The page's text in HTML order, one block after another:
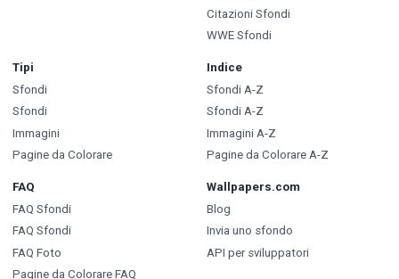
Citazioni Sfondi
WWE Sfondi
Tipi
Sfondi
Sfondi
Immagini
Pagine da Colorare
Indice
Sfondi A-Z
Sfondi A-Z
Immagini A-Z
Pagine da Colorare A-Z
FAQ
FAQ Sfondi
FAQ Sfondi
FAQ Foto
Pagine da Colorare FAQ
Wallpapers.com
Blog
Invia uno sfondo
API per sviluppatori